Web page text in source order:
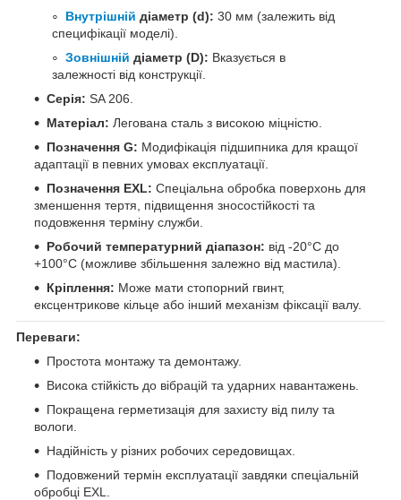
Внутрішній діаметр (d): 30 мм (залежить від
специфікації моделі).
Зовнішній діаметр (D): Вказується в
залежності від конструкції.
Серія: SA 206.
Матеріал: Легована сталь з високою міцністю.
Позначення G: Модифікація підшипника для кращої
адаптації в певних умовах експлуатації.
Позначення EXL: Спеціальна обробка поверхонь для
зменшення тертя, підвищення зносостійкості та
подовження терміну служби.
Робочий температурний діапазон: від -20°C до
+100°C (можливе збільшення залежно від мастила).
Кріплення: Може мати стопорний гвинт,
ексцентрикове кільце або інший механізм фіксації валу.
Переваги:
Простота монтажу та демонтажу.
Висока стійкість до вібрацій та ударних навантажень.
Покращена герметизація для захисту від пилу та
вологи.
Надійність у різних робочих середовищах.
Подовжений термін експлуатації завдяки спеціальній
обробці EXL.